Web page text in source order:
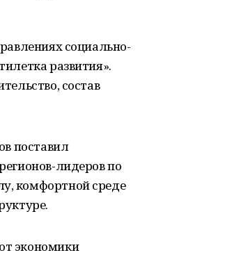
социально-
развития».
состав
поставил
лидеров по
комфортной среде
экономики